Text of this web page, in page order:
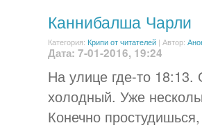
Каннибалша Чарли
Категория: Крипи от читателей | Автор:
Дата: 7-01-2016, 19:24
На улице где-то
холодный. Уже
Конечно